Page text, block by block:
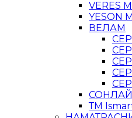
VERES
YESON
ВЕЛАМ
ТМ